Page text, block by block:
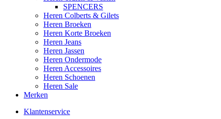
SPENCERS
Heren Colberts & Gilets
Heren Broeken
Heren Korte Broeken
Heren Jeans
Heren Jassen
Heren Ondermode
Heren Accessoires
Heren Schoenen
Heren Sale
Merken
Klantenservice